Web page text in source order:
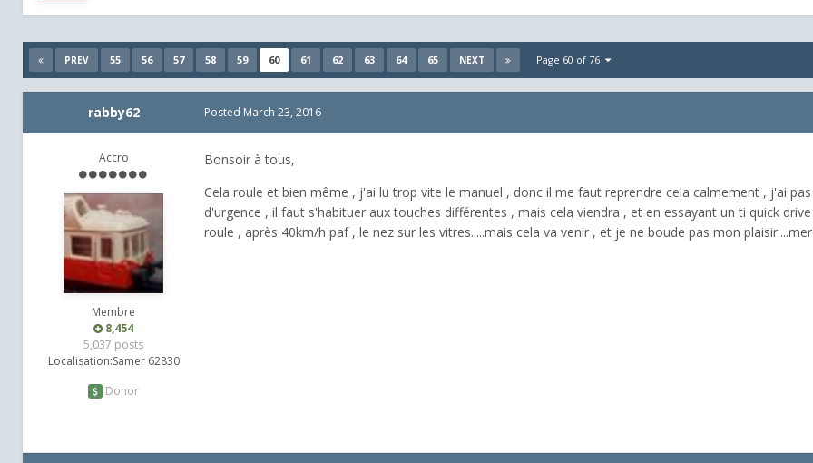
PREV 55 56 57 58 59 60 61 62 63 64 65 NEXT Page 60 of 76
rabby62
Accro
Membre
8,454
5,037 posts
Localisation:Samer 62830
Donor
Posted March 23, 2016
Bonsoir à tous,
Cela roule et bien même , j'ai lu trop vite le manuel , donc il me faut reprendre cela calmement , j'ai
d'urgence , il faut s'habituer aux touches différentes , mais cela viendra , et en essayant un ti quick
roule , après 40km/h paf , le nez sur les vitres.....mais cela va venir , et je ne boude pas mon